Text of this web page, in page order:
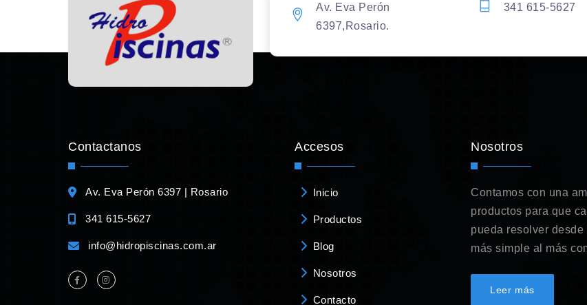
Av. Eva Perón
6397,Rosario.
341 615-5627
Contactanos
Av. Eva Perón 6397 | Rosario
341 615-5627
info@hidropiscinas.com.ar
Accesos
Inicio
Productos
Blog
Nosotros
Contacto
Nosotros
Contamos con una
productos para que
pueda resolver desde
más simple al más
Leer más